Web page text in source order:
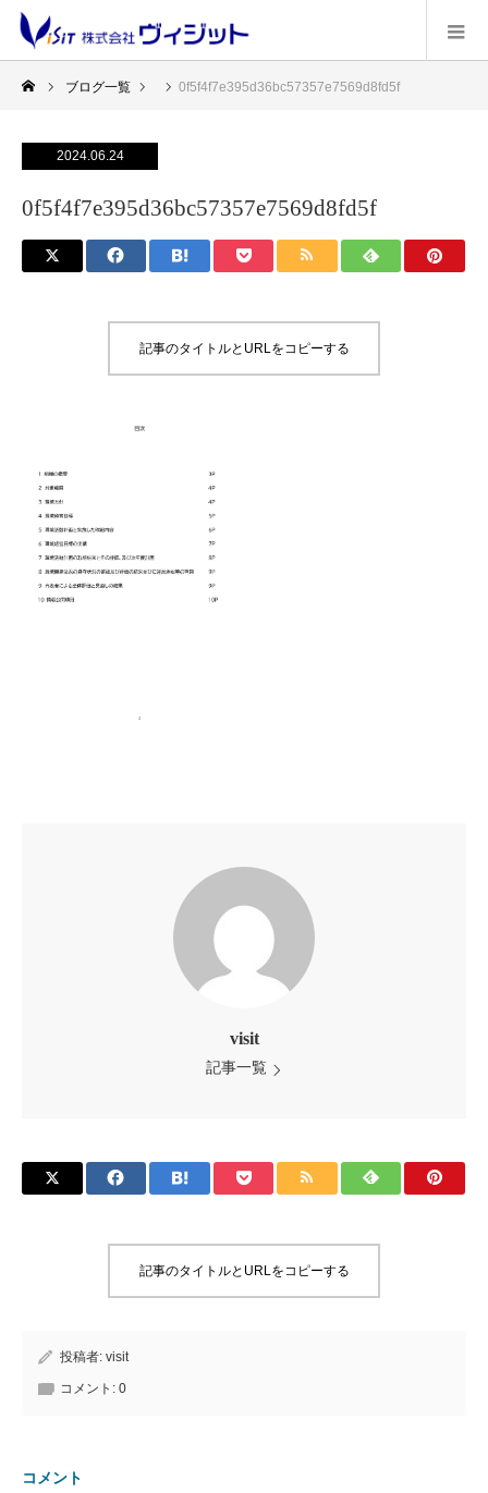
ブログ一覧 0f5f4f7e395d36bc57357e7569d8fd5f
2024.06.24
0f5f4f7e395d36bc57357e7569d8fd5f
記事のタイトルとURLをコピーする
visit
記事一覧
記事のタイトルとURLをコピーする
投稿者: visit
コメント: 0
コメント